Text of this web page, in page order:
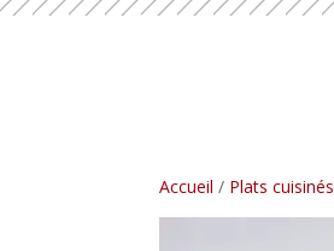
Accueil / Plats cuisinés